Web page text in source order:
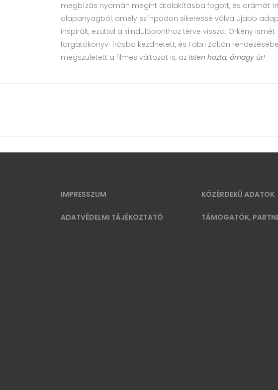
megbízás nyomán megint átalakításba fogott, és drámát
alapanyagból, amely színpadon sikeressé válva újabb
inspirált, ezúttal a kiindulóponthoz térve vissza: Örkény ismét
forgatókönyv-írásba kezdhetett, és Fábri Zoltán
megszületett a filmes változat is, az Isten hozta, őrnagy úr!
IMPRESSZUM
ADATVÉDELMI TÁJÉKOZTATÓ
KÖZÉRDEKŰ ADATOK
TÁMOGATÓK,